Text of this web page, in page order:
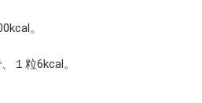
。
１粒6kcal。